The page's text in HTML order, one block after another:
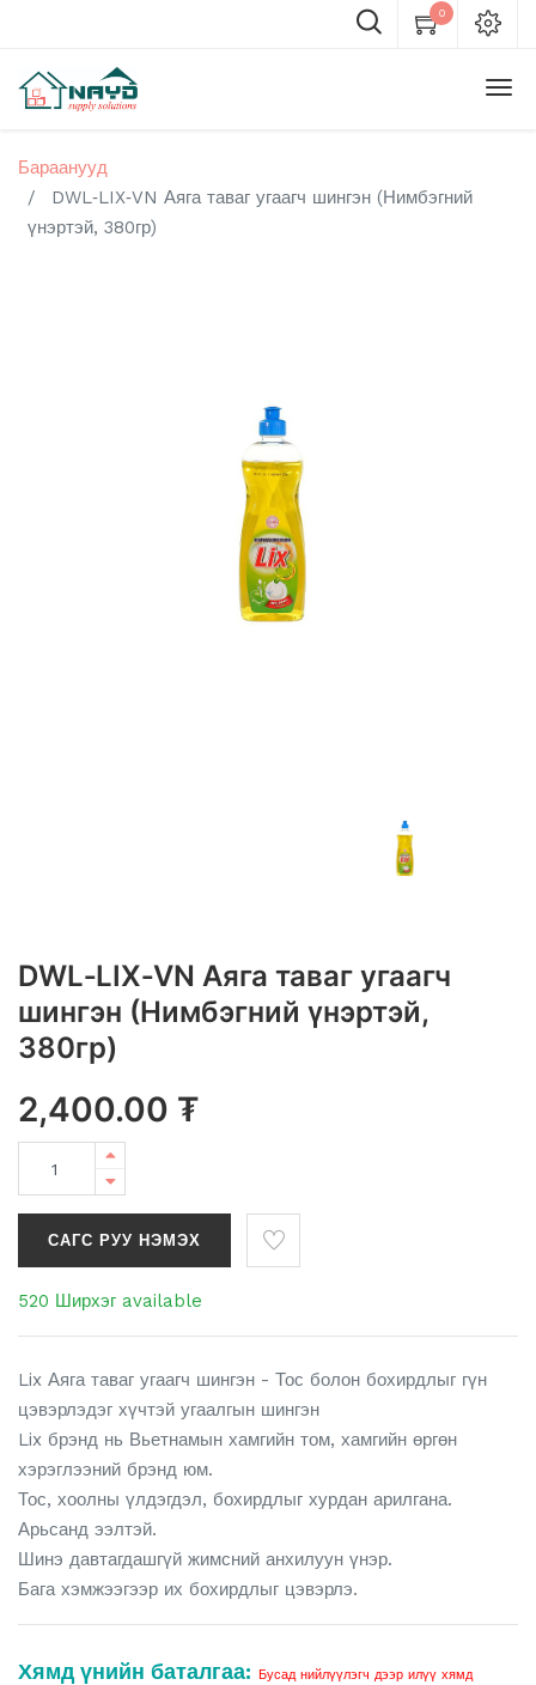
0
Бараанууд
DWL‑LIX‑VN Аяга таваг угаагч шингэн (Нимбэгний
үнэртэй, 380гр)
DWL‑LIX‑VN Аяга таваг угаагч
шингэн (Нимбэгний үнэртэй,
380гр)
2,400.00 ₮
САГС РУУ НЭМЭХ
520 Ширхэг available
Lix Аяга таваг угаагч шингэн - Тос болон бохирдлыг гүн
цэвэрлэдэг хүчтэй угаалгын шингэн
Lix брэнд нь Вьетнамын хамгийн том, хамгийн өргөн
хэрэглээний брэнд юм.
Тос, хоолны үлдэгдэл, бохирдлыг хурдан арилгана.
Арьсанд ээлтэй.
Шинэ давтагдашгүй жимсний анхилуун үнэр.
Бага хэмжээгээр их бохирдлыг цэвэрлэ.
Хямд үнийн баталгаа: Бусад нийлүүлэгч дээр илүү хямд